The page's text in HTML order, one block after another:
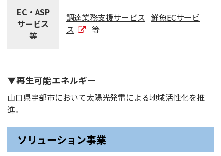
EC・ASP
サービス
等
調達業務支援サービス 鮮魚ECサービ
ス
等
▼再生可能エネルギー
山口県宇部市において太陽光発電による地域活性化を推
進。
ソリューション事業